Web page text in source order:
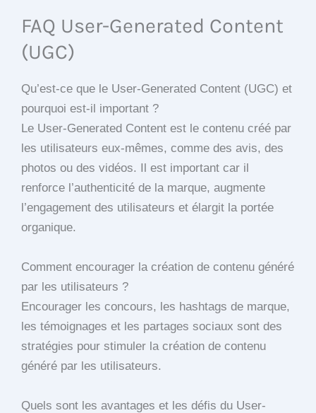
FAQ User-Generated Content
(UGC)
Qu’est-ce que le User-Generated Content (UGC) et
pourquoi est-il important ?
Le User-Generated Content est le contenu créé par
les utilisateurs eux-mêmes, comme des avis, des
photos ou des vidéos. Il est important car il
renforce l’authenticité de la marque, augmente
l’engagement des utilisateurs et élargit la portée
organique.
Comment encourager la création de contenu généré
par les utilisateurs ?
Encourager les concours, les hashtags de marque,
les témoignages et les partages sociaux sont des
stratégies pour stimuler la création de contenu
généré par les utilisateurs.
Quels sont les avantages et les défis du User-